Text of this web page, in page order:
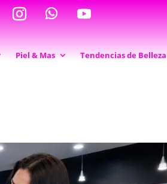
Piel & Mas Tendencias de Belleza